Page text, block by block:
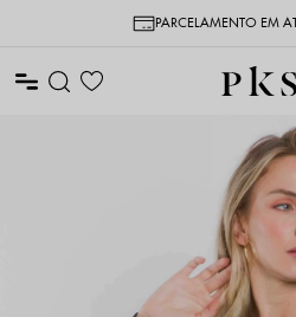
PARCELAMENTO EM